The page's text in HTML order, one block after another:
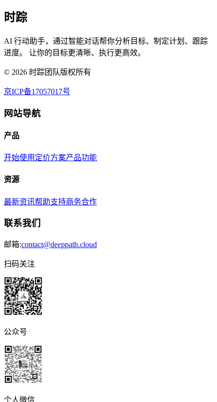
时踪
AI 行动助手，通过智能对话帮你分析目标、制定计划、跟踪
进度。 让你的目标更清晰、执行更高效。
© 2026 时踪团队版权所有
京ICP备17057017号
网站导航
产品
开始使用 定价方案产品功能
资源
最新资讯帮助支持商务合作
联系我们
邮箱:contact@deeppath.cloud
扫码关注
公众号
个人微信